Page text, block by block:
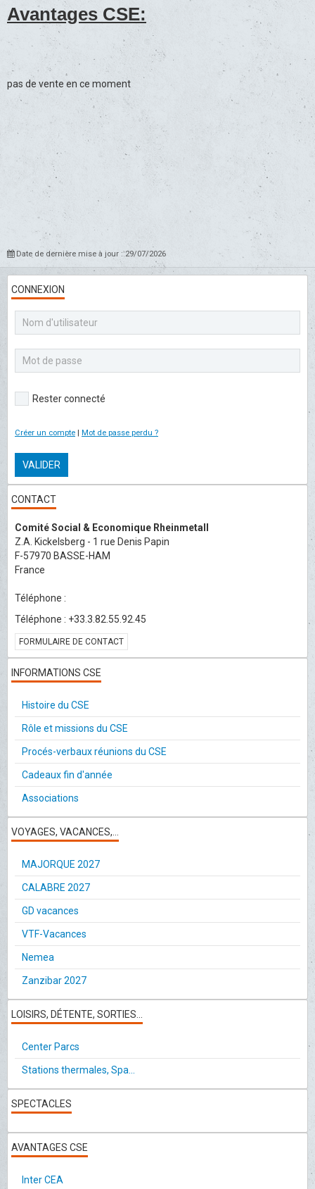
Avantages CSE:
pas de vente en ce moment
Date de dernière mise à jour : 29/07/2026
CONNEXION
Rester connecté
Créer un compte Mot de passe perdu ?
VALIDER
CONTACT
Comité Social & Economique Rheinmetall
Z.A. Kickelsberg - 1 rue Denis Papin
F-57970 BASSE-HAM
France
Téléphone :
Téléphone : +33.3.82.55.92.45
FORMULAIRE DE CONTACT
INFORMATIONS CSE
Histoire du CSE
Rôle et missions du CSE
Procés-verbaux réunions du CSE
Cadeaux fin d'année
Associations
VOYAGES, VACANCES,...
MAJORQUE 2027
CALABRE 2027
GD vacances
VTF-Vacances
Nemea
Zanzibar 2027
LOISIRS, DÉTENTE, SORTIES...
Center Parcs
Stations thermales, Spa...
SPECTACLES
AVANTAGES CSE
Inter CEA